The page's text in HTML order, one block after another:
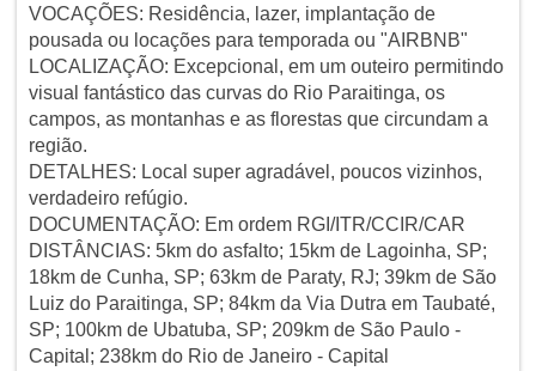
VOCAÇÕES: Residência, lazer, implantação de
pousada ou locações para temporada ou "AIRBNB"
LOCALIZAÇÃO: Excepcional, em um outeiro permitindo
visual fantástico das curvas do Rio Paraitinga, os
campos, as montanhas e as florestas que circundam a
região.
DETALHES: Local super agradável, poucos vizinhos,
verdadeiro refúgio.
DOCUMENTAÇÃO: Em ordem RGI/ITR/CCIR/CAR
DISTÂNCIAS: 5km do asfalto; 15km de Lagoinha, SP;
18km de Cunha, SP; 63km de Paraty, RJ; 39km de São
Luiz do Paraitinga, SP; 84km da Via Dutra em Taubaté,
SP; 100km de Ubatuba, SP; 209km de São Paulo -
Capital; 238km do Rio de Janeiro - Capital